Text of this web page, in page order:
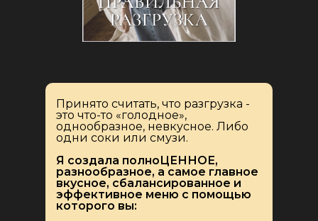
Принято считать, что разгрузка -
это что-то «голодное»,
однообразное, невкусное. Либо
одни соки или смузи.
Я создала полноЦЕННОЕ,
разнообразное, а самое главное
вкусное, сбалансированное и
эффективное меню с помощью
которого вы: